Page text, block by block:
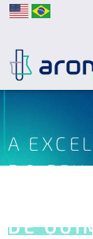
A
DO SEU
DE